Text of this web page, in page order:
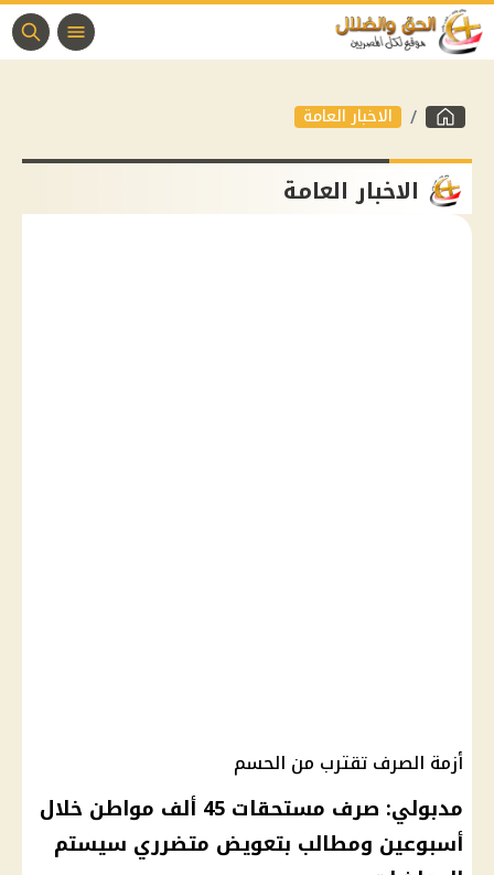
الاخبار العامة
الاخبار العامة
أزمة الصرف تقترب من الحسم
مدبولي: صرف مستحقات 45 ألف مواطن خلال
أسبوعين ومطالب بتعويض متضرري سيستم